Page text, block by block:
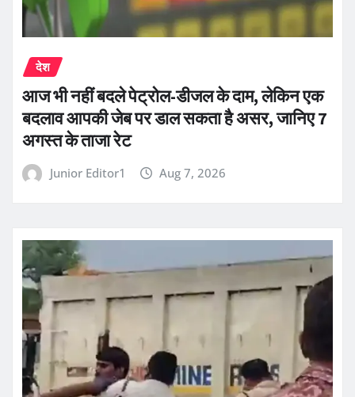
देश
आज भी नहीं बदले पेट्रोल-डीजल के दाम, लेकिन एक
बदलाव आपकी जेब पर डाल सकता है असर, जानिए 7
अगस्त के ताजा रेट
Junior Editor1 Aug 7, 2026